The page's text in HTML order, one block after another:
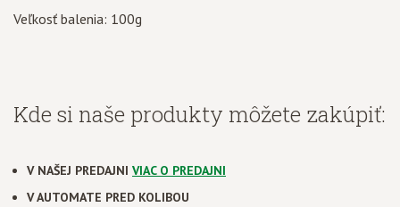
Veľkosť balenia: 100g
Kde si naše produkty môžete zakúpiť:
V NAŠEJ PREDAJNI VIAC O PREDAJNI
V AUTOMATE PRED KOLIBOU